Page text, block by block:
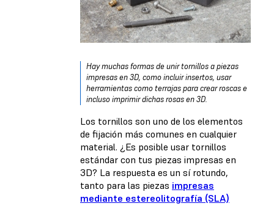
Hay muchas formas de unir tornillos a piezas
impresas en 3D, como incluir insertos, usar
herramientas como terrajas para crear roscas e
incluso imprimir dichas rosas en 3D.
Los tornillos son uno de los elementos
de fijación más comunes en cualquier
material. ¿Es posible usar tornillos
estándar con tus piezas impresas en
3D? La respuesta es un sí rotundo,
tanto para las piezas impresas
mediante estereolitografía (SLA)